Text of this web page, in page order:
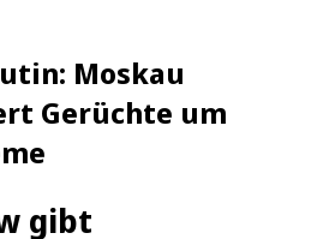
Moskau
Gerüchte um
gibt